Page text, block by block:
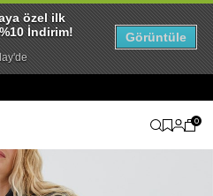
0
özel ilk
İndirim!
Görüntüle